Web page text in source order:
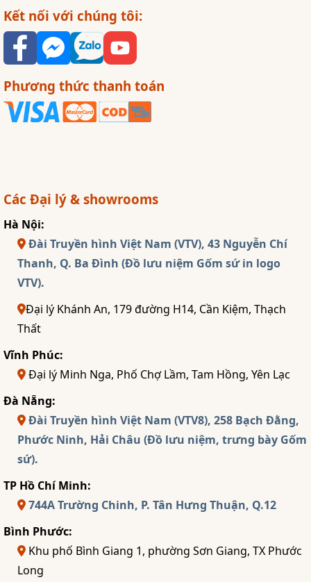
Kết nối với chúng tôi:
Phương thức thanh toán
Các Đại lý & showrooms
Hà Nội:
Đài Truyền hình Việt Nam (VTV), 43 Nguyễn Chí
Thanh, Q. Ba Đình (Đồ lưu niệm Gốm sứ in logo
VTV).
Đại lý Khánh An, 179 đường H14, Cần Kiệm, Thạch
Thất
Vĩnh Phúc:
Đại lý Minh Nga, Phố Chợ Lầm, Tam Hồng, Yên Lạc
Đà Nẵng:
Đài Truyền hình Việt Nam (VTV8), 258 Bạch Đằng,
Phước Ninh, Hải Châu (Đồ lưu niệm, trưng bày Gốm
sứ).
TP Hồ Chí Minh:
744A Trường Chinh, P. Tân Hưng Thuận, Q.12
Bình Phước:
Khu phố Bình Giang 1, phường Sơn Giang, TX Phước
Long